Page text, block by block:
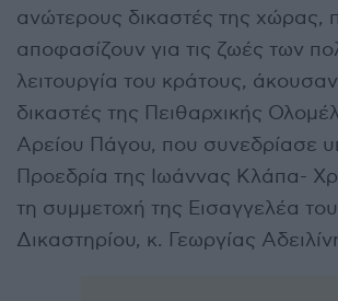
ανώτερους δικαστές της χώρας,
αποφασίζουν για τις ζωές των
λειτουργία του κράτους,
δικαστές της Πειθαρχικής
Αρείου Πάγου, που συνεδρίασε
Προεδρία της Ιωάννας Κλάπα-
τη συμμετοχή της Εισαγγελέα
Δικαστηρίου, κ. Γεωργίας